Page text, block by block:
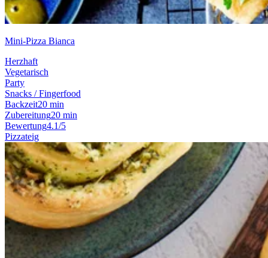
Mini-Pizza Bianca
Herzhaft
Vegetarisch
Party
Snacks / Fingerfood
Backzeit20 min
Zubereitung20 min
Bewertung4.1/5
Pizzateig